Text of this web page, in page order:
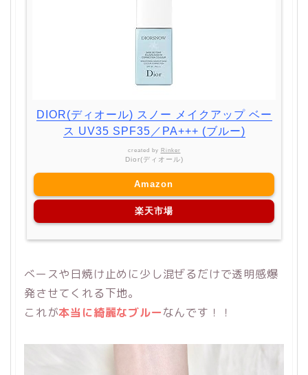
DIOR(ディオール) スノー メイクアップ ベー
ス UV35 SPF35／PA+++ (ブルー)
created by Rinker
Dior(ディオール)
Amazon
楽天市場
べースや日焼け止めに少し混ぜるだけで透明感爆
発させてくれる下地。
これが本当に綺麗なブルーなんです！！